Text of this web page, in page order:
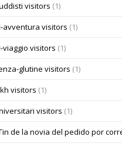
visitors (1)
avventura visitors (1)
viaggio visitors (1)
glutine visitors (1)
visitors (1)
visitors (1)
de la novia del pedido por